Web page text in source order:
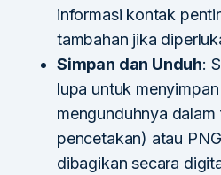
informasi kontak
tambahan jika
Simpan dan Unduh:
lupa untuk
mengunduhnya
pencetakan) atau
dibagikan secara